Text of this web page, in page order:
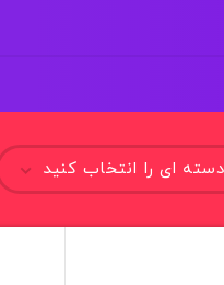
دسته ای را انتخاب کنید